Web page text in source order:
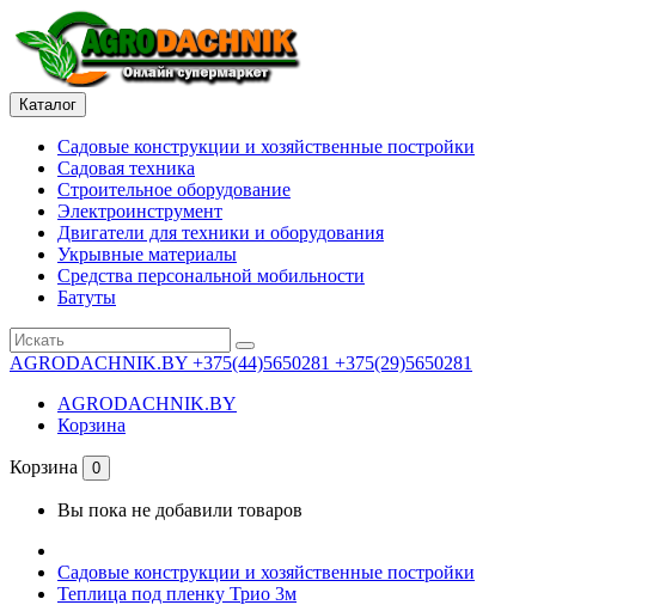
Каталог
Садовые конструкции и хозяйственные постройки
Садовая техника
Строительное оборудование
Электроинструмент
Двигатели для техники и оборудования
Укрывные материалы
Средства персональной мобильности
Батуты
AGRODACHNIK.BY +375(44)5650281 +375(29)5650281
AGRODACHNIK.BY
Корзина
Корзина 0
Вы пока не добавили товаров
Садовые конструкции и хозяйственные постройки
Теплица под пленку Трио 3м